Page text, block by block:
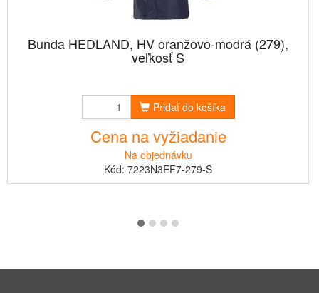
Bunda HEDLAND, HV oranžovo-modrá (279),
veľkosť S
Pridať do košíka
Cena na vyžiadanie
Na objednávku
Kód: 7223N3EF7-279-S